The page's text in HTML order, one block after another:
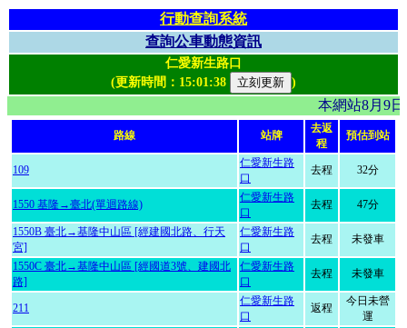
行動查詢系統
查詢公車動態資訊
仁愛新生路口
(更新時間： 15:01:38 )
本網站8月9
路線 站牌
去返
程
預估到站
109
仁愛新生路
口
去程 32分
1550 基隆→臺北(單迴路線)
仁愛新生路
口
去程 47分
1550B 臺北→基隆中山區 [經建國北路、行天
宮]
仁愛新生路
口
去程 未發車
1550C 臺北→基隆中山區 [經國道3號、建國北
路]
仁愛新生路
口
去程 未發車
211
仁愛新生路
口
返程
今日未營
運